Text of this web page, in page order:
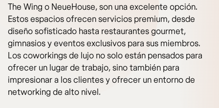
The Wing o NeueHouse, son una excelente opción.
Estos espacios ofrecen servicios premium, desde
diseño sofisticado hasta restaurantes gourmet,
gimnasios y eventos exclusivos para sus miembros.
Los coworkings de lujo no solo están pensados para
ofrecer un lugar de trabajo, sino también para
impresionar a los clientes y ofrecer un entorno de
networking de alto nivel.